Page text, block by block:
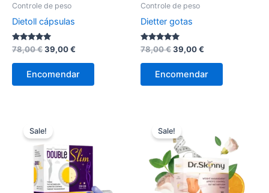
Controle de peso
Dietoll cápsulas
Avaliação
4.89
de 5
78,00€O
original
era:
39,00€
é:
Encomendar
Controle de peso
Dietter gotas
Avaliação
5.00
de 5
78,00€O
original
era:
39,00€
é:
Encomendar
Sale! Sale!